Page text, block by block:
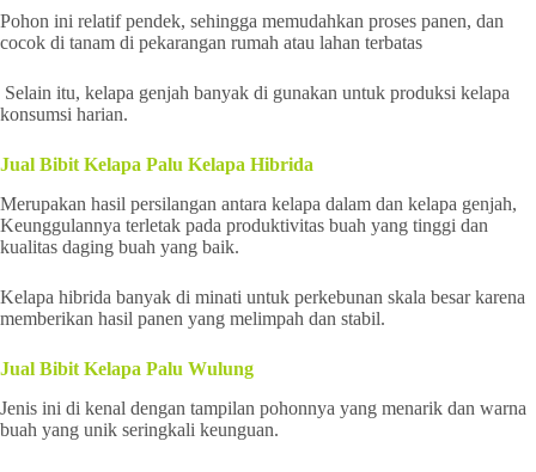
Pohon ini relatif pendek, sehingga memudahkan proses panen, dan
cocok di tanam di pekarangan rumah atau lahan terbatas
Selain itu, kelapa genjah banyak di gunakan untuk produksi kelapa
konsumsi harian.
Jual Bibit Kelapa Palu Kelapa Hibrida
Merupakan hasil persilangan antara kelapa dalam dan kelapa genjah,
Keunggulannya terletak pada produktivitas buah yang tinggi dan
kualitas daging buah yang baik.
Kelapa hibrida banyak di minati untuk perkebunan skala besar karena
memberikan hasil panen yang melimpah dan stabil.
Jual Bibit Kelapa Palu Wulung
Jenis ini di kenal dengan tampilan pohonnya yang menarik dan warna
buah yang unik seringkali keunguan.